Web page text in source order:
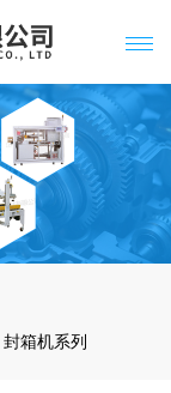
封箱机系列